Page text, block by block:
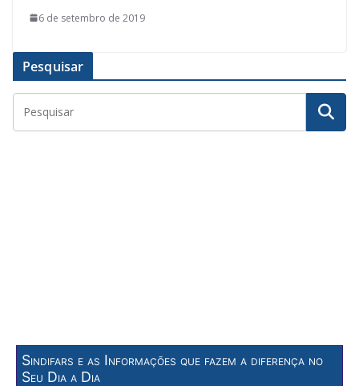
6 de setembro de 2019
Pesquisar
Sindifars e as Informações que fazem a diferença no
Seu Dia a Dia